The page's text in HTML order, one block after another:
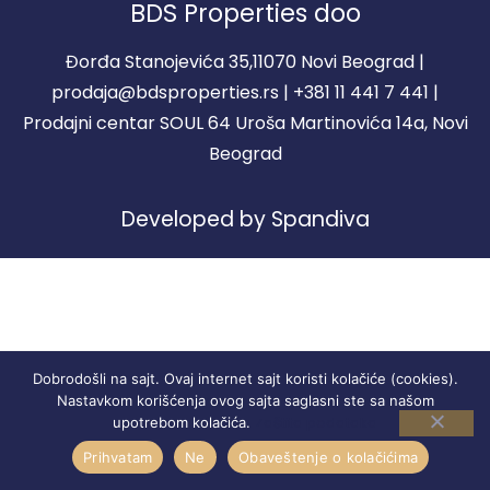
BDS Properties doo
Đorđa Stanojevića 35,11070 Novi Beograd |
prodaja@bdsproperties.rs | +381 11 441 7 441 |
Prodajni centar SOUL 64 Uroša Martinovića 14a, Novi
Beograd
Developed by Spandiva
STANOVI REGISTRACIJA
Dobrodošli na sajt. Ovaj internet sajt koristi kolačiće (cookies).
Nastavkom korišćenja ovog sajta saglasni ste sa našom
upotrebom kolačića.
Prihvatam Ne Obaveštenje o kolačićima